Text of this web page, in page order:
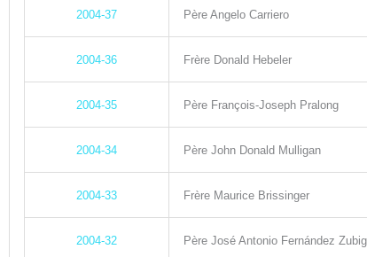
2004-37 Père Angelo Carriero
2004-36 Frère Donald Hebeler
2004-35 Père François-Joseph Pralong
2004-34 Père John Donald Mulligan
2004-33 Frère Maurice Brissinger
2004-32 Père José Antonio Fernández